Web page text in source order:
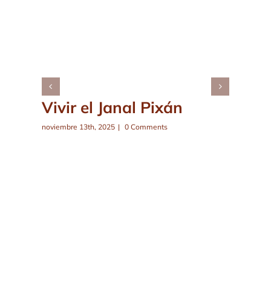
Vivir el Janal Pixán
noviembre 13th, 2025 | 0 Comments